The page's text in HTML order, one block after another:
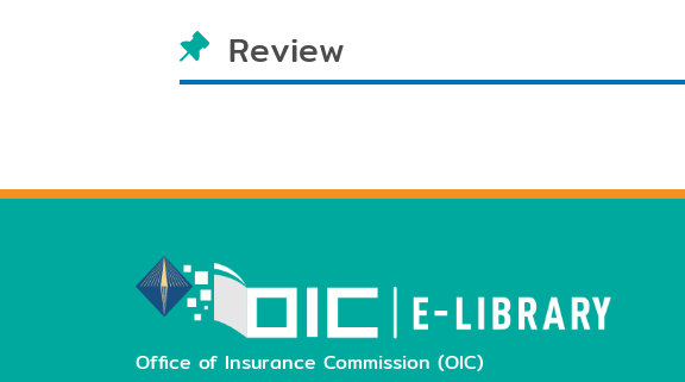
Review
Office of Insurance Commission (OIC)